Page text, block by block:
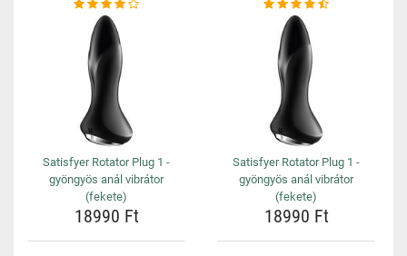
Satisfyer Rotator Plug 1 -
gyöngyös anál vibrátor
(fekete)
18990 Ft
Satisfyer Rotator Plug 1 -
gyöngyös anál vibrátor
(fekete)
18990 Ft